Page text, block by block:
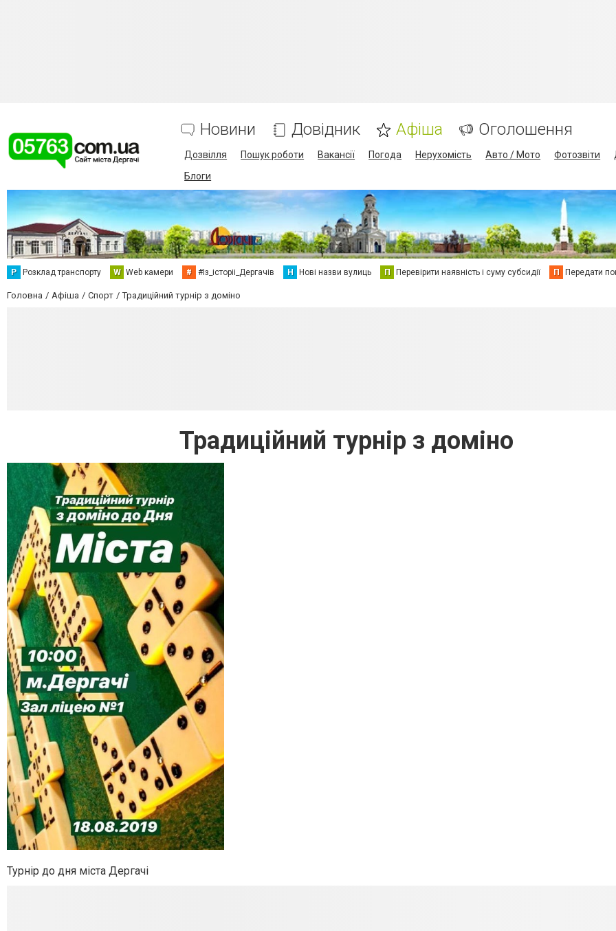
Новини Довідник Афіша Оголошення
Дозвілля Пошук роботи Вакансії Погода Нерухомість Авто / Мото Фотозвіти
Блоги
Р Розклад транспорту W Web камери # #Із_історіі_Дергачів Н Нові назви вулиць П Перевірити наявність і суму субсидії П Передати
Головна Афіша Спорт Традиційний турнір з доміно
Традиційний турнір з доміно
Турнір до дня міста Дергачі